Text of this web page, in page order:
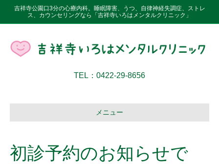
吉祥寺公園口3分の心療内科。睡眠障害、うつ、自律神経失調症、ストレ
ス、カウンセリングなら「吉祥寺いろはメンタルクリニック」
TEL：0422-29-8656
メニュー
初診予約のお知らせで